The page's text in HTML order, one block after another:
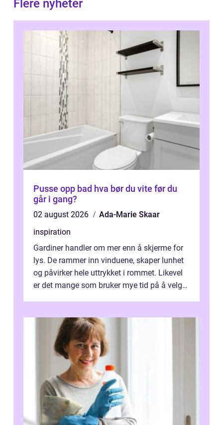
Flere nyheter
Pusse opp bad hva bør du vite før du
går i gang?
02 august 2026
Ada-Marie Skaar
inspiration
Gardiner handler om mer enn å skjerme for
lys. De rammer inn vinduene, skaper lunhet
og påvirker hele uttrykket i rommet. Likevel
er det mange som bruker mye tid på å velge